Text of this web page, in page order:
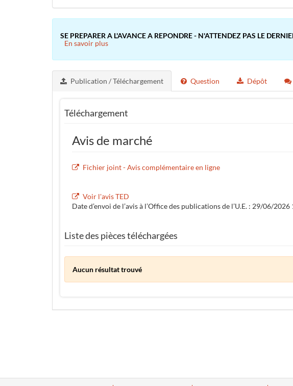
SE PREPARER A L'AVANCE A REPONDRE - N'ATTENDEZ PAS LE
En savoir plus
Publication / Téléchargement Question Dépôt
Téléchargement
Avis de marché
Fichier joint - Avis complémentaire en ligne
Voir l'avis TED
Date d’envoi de l’avis à l’Office des publications de l’U.E. : 29/06/2026
Liste des pièces téléchargées
Aucun résultat trouvé